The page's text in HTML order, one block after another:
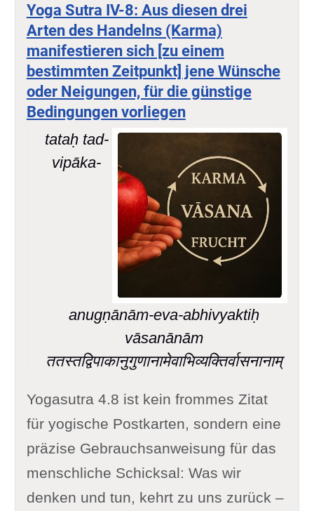
Yoga Sutra IV-8: Aus diesen drei
Arten des Handelns (Karma)
manifestieren sich [zu einem
bestimmten Zeitpunkt] jene Wünsche
oder Neigungen, für die günstige
Bedingungen vorliegen
tataḥ tad-
vipāka-
anugṇānām-eva-abhivyaktiḥ
vāsanānām
ततस्तद्विपाकानुगुणानामेवाभिव्यक्तिर्वासनानाम्
Yogasutra 4.8 ist kein frommes Zitat
für yogische Postkarten, sondern eine
präzise Gebrauchsanweisung für das
menschliche Schicksal: Was wir
denken und tun, kehrt zu uns zurück –